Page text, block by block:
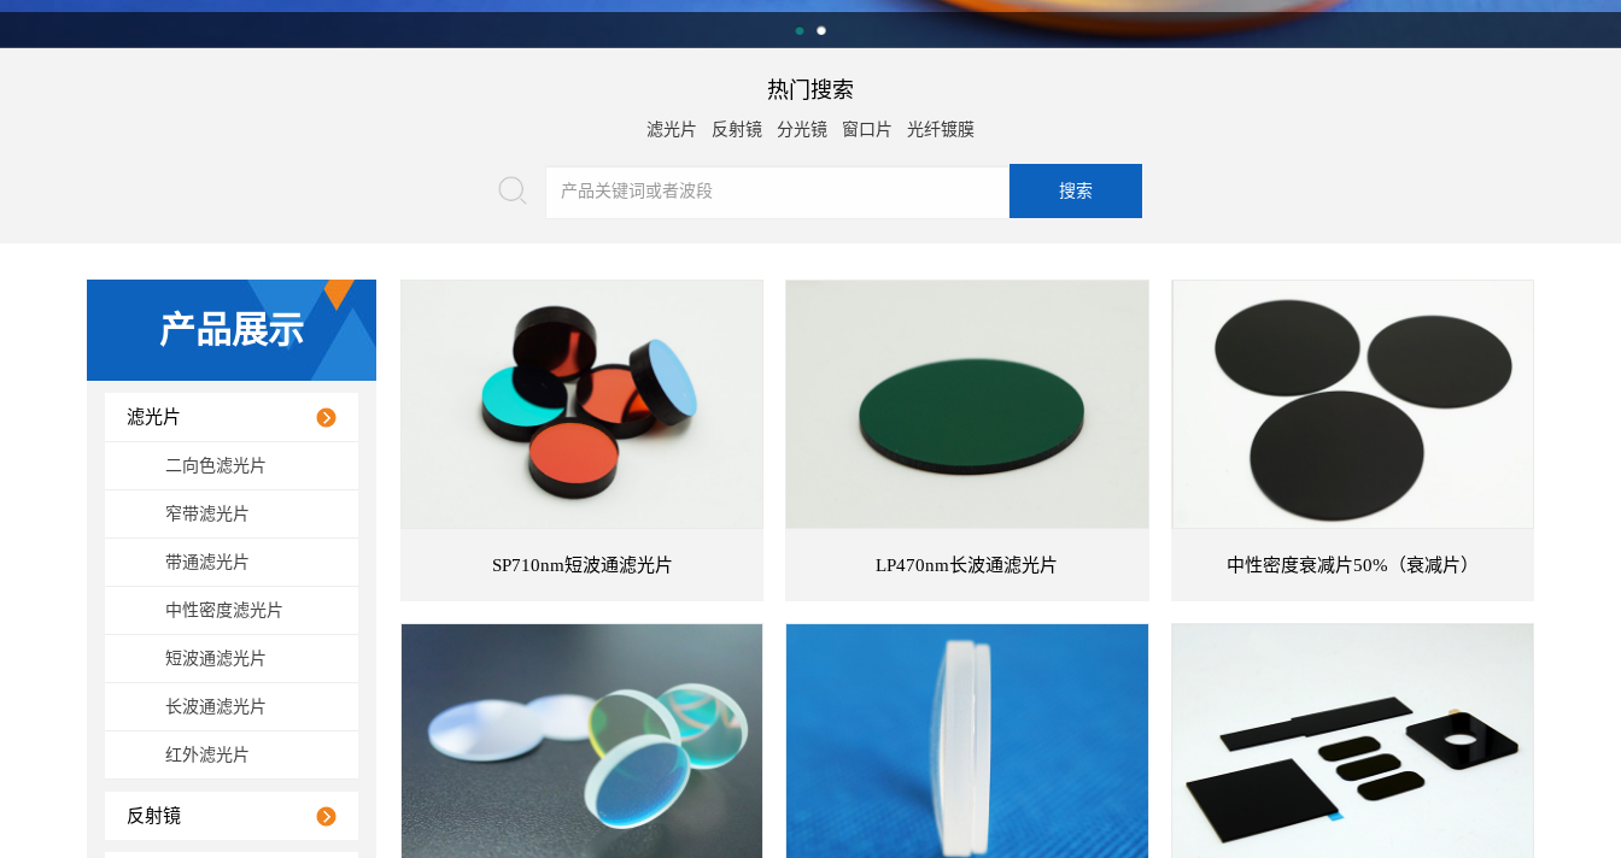
热门搜索
滤光片 反射镜 分光镜 窗口片 光纤镀膜
产品展示
滤光片
二向色滤光片
窄带滤光片
带通滤光片
中性密度滤光片
短波通滤光片
长波通滤光片
红外滤光片
反射镜
SP710nm短波通滤光片
查看详情
LP470nm长波通滤光片 中性密度衰减片50%（衰减片）
查看详情 查看详情 查看详情